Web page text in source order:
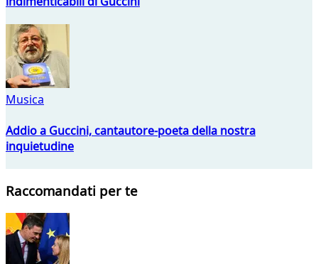
Musica
Addio a Guccini, cantautore-poeta della nostra
inquietudine
Raccomandati per te